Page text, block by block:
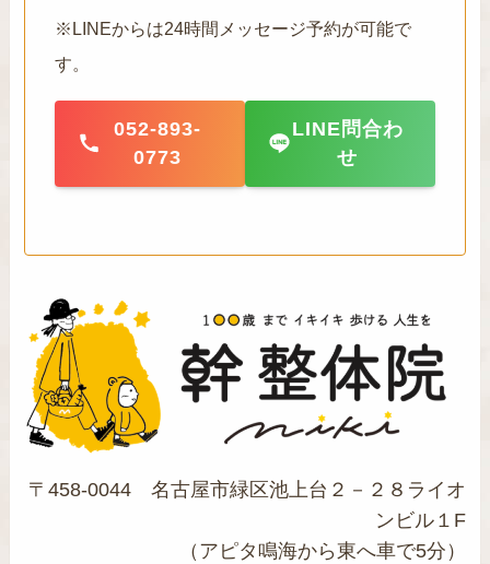
※LINEからは24時間メッセージ予約が可能で
す。
052-893-
0773
LINE問合わ
せ
〒458-0044 名古屋市緑区池上台２－２８ライオ
ンビル１F
（アピタ鳴海から東へ車で5分）